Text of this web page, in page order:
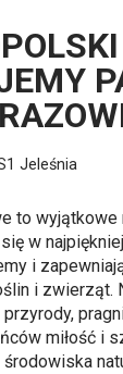
Jeleśnia
to
w
i
i zwierząt.
przyrody,
miłość i